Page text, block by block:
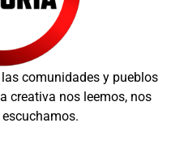
comunidades y pueblos
creativa nos leemos, nos